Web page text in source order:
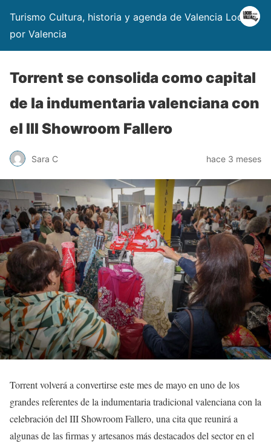
Turismo Cultura, historia y agenda de Valencia Locos
por Valencia
Torrent se consolida como capital
de la indumentaria valenciana con
el III Showroom Fallero
Sara C hace 3 meses
Torrent volverá a convertirse este mes de mayo en uno de los
grandes referentes de la indumentaria tradicional valenciana con la
celebración del III Showroom Fallero, una cita que reunirá a
algunas de las firmas y artesanos más destacados del sector en el